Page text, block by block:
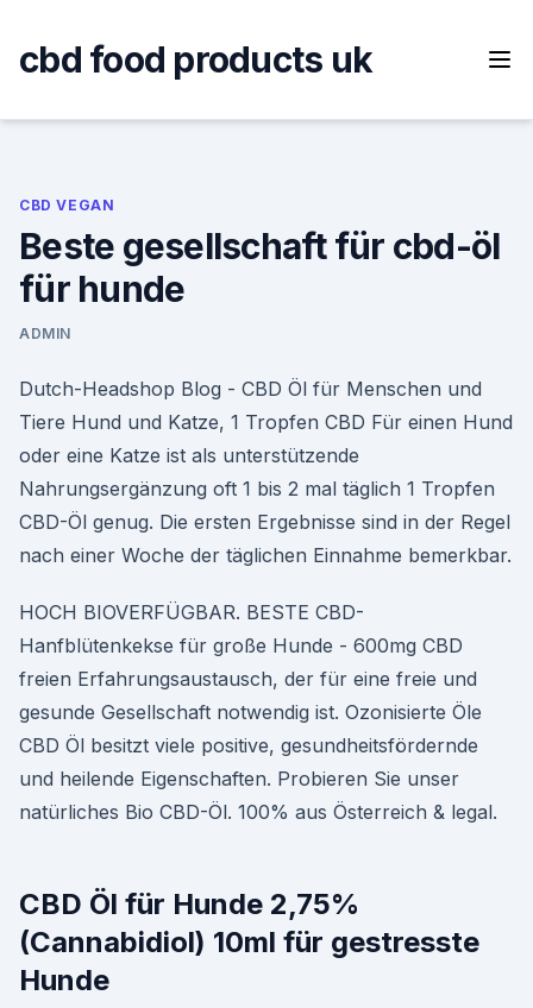
content
cbd food products uk
CBD VEGAN
Beste gesellschaft für cbd-öl
für hunde
ADMIN
Dutch-Headshop Blog - CBD Öl für Menschen und
Tiere Hund und Katze, 1 Tropfen CBD Für einen Hund
oder eine Katze ist als unterstützende
Nahrungsergänzung oft 1 bis 2 mal täglich 1 Tropfen
CBD-Öl genug. Die ersten Ergebnisse sind in der Regel
nach einer Woche der täglichen Einnahme bemerkbar.
HOCH BIOVERFÜGBAR. BESTE CBD-
Hanfblütenkekse für große Hunde - 600mg CBD
freien Erfahrungsaustausch, der für eine freie und
gesunde Gesellschaft notwendig ist. Ozonisierte Öle
CBD Öl besitzt viele positive, gesundheitsfördernde
und heilende Eigenschaften. Probieren Sie unser
natürliches Bio CBD-Öl. 100% aus Österreich & legal.
CBD Öl für Hunde 2,75%
(Cannabidiol) 10ml für gestresste
Hunde